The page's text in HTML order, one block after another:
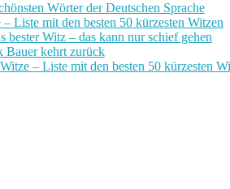
Wörter der Deutschen Sprache
Liste mit den besten 50 kürzesten Witzen
bester Witz – das kann nur schief gehen
Bauer kehrt zurück
– Liste mit den besten 50 kürzesten